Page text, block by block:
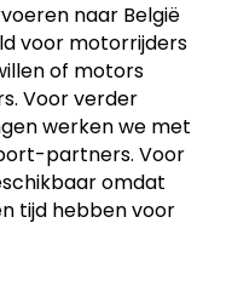
naar België
voor motorrijders
of motors
Voor verder
werken we met
partners. Voor
omdat
tijd hebben voor